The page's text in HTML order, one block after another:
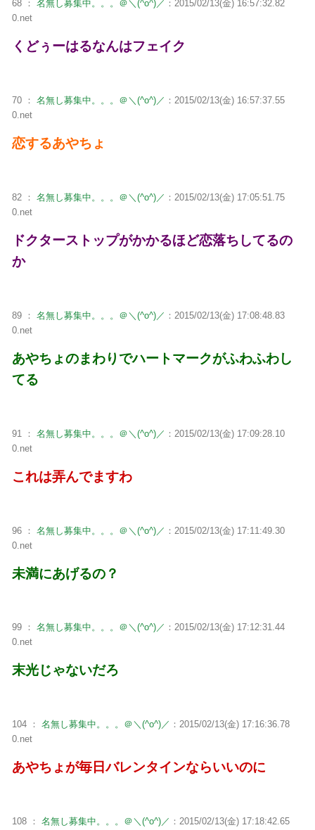
68 ： 名無し募集中。。。＠＼(^o^)／ ：2015/02/13(金) 16:57:32.82
0.net
くどぅーはるなんはフェイク
70 ： 名無し募集中。。。＠＼(^o^)／ ：2015/02/13(金) 16:57:37.55
0.net
恋するあやちょ
82 ： 名無し募集中。。。＠＼(^o^)／ ：2015/02/13(金) 17:05:51.75
0.net
ドクターストップがかかるほど恋落ちしてるの
か
89 ： 名無し募集中。。。＠＼(^o^)／ ：2015/02/13(金) 17:08:48.83
0.net
あやちょのまわりでハートマークがふわふわし
てる
91 ： 名無し募集中。。。＠＼(^o^)／ ：2015/02/13(金) 17:09:28.10
0.net
これは弄んでますわ
96 ： 名無し募集中。。。＠＼(^o^)／ ：2015/02/13(金) 17:11:49.30
0.net
未満にあげるの？
99 ： 名無し募集中。。。＠＼(^o^)／ ：2015/02/13(金) 17:12:31.44
0.net
末光じゃないだろ
104 ： 名無し募集中。。。＠＼(^o^)／ ：2015/02/13(金) 17:16:36.78
0.net
あやちょが毎日バレンタインならいいのに
108 ： 名無し募集中。。。＠＼(^o^)／ ：2015/02/13(金) 17:18:42.65